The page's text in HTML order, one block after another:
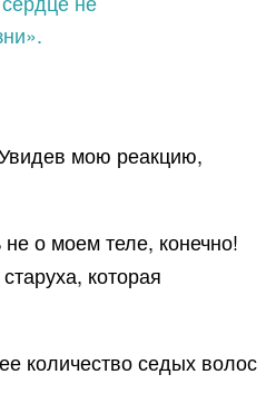
мою реакцию,
о моем теле, конечно!
которая
количество седых волос